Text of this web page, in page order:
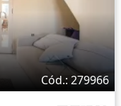
Cód.: 279966